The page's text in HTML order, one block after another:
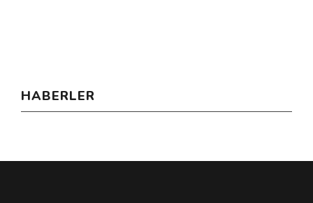
HABERLER